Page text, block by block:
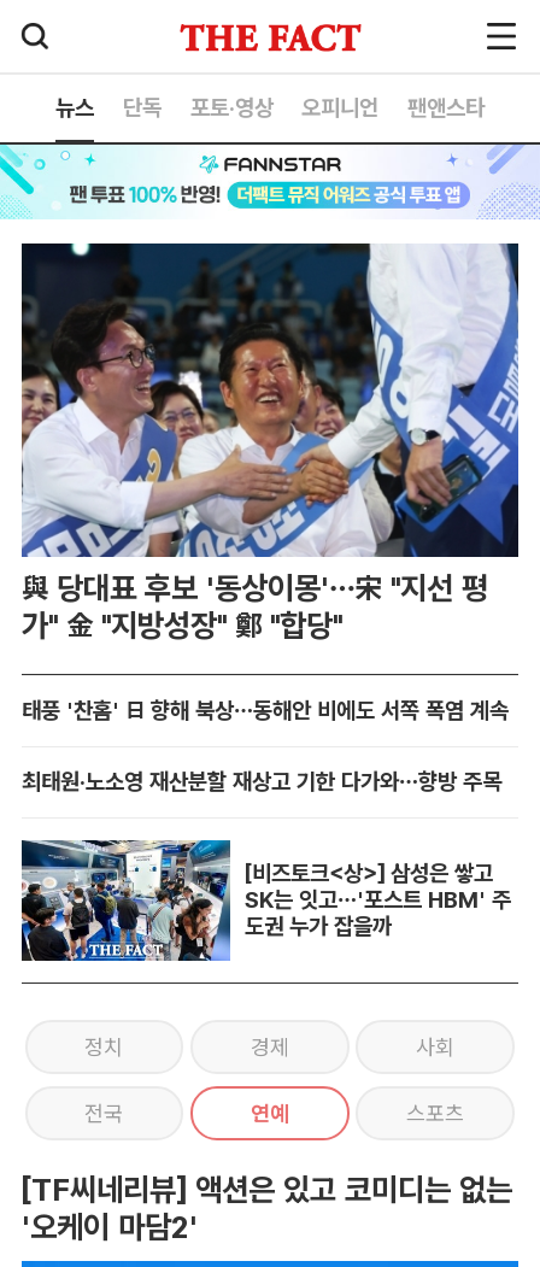
뉴스 단독 포토·영상 오피니언 팬앤스타
與 당대표 후보 '동상이몽'…宋 "지선 평
가" 金 "지방성장" 鄭 "합당"
태풍 '찬홈' 日 향해 북상…동해안 비에도 서쪽 폭염 계속
최태원·노소영 재산분할 재상고 기한 다가와…향방 주목
[비즈토크<상>] 삼성은 쌓고
SK는 잇고…'포스트 HBM' 주
도권 누가 잡을까
정치 경제 사회
전국 연예 스포츠
[TF씨네리뷰] 액션은 있고 코미디는 없는
'오케이 마담2'